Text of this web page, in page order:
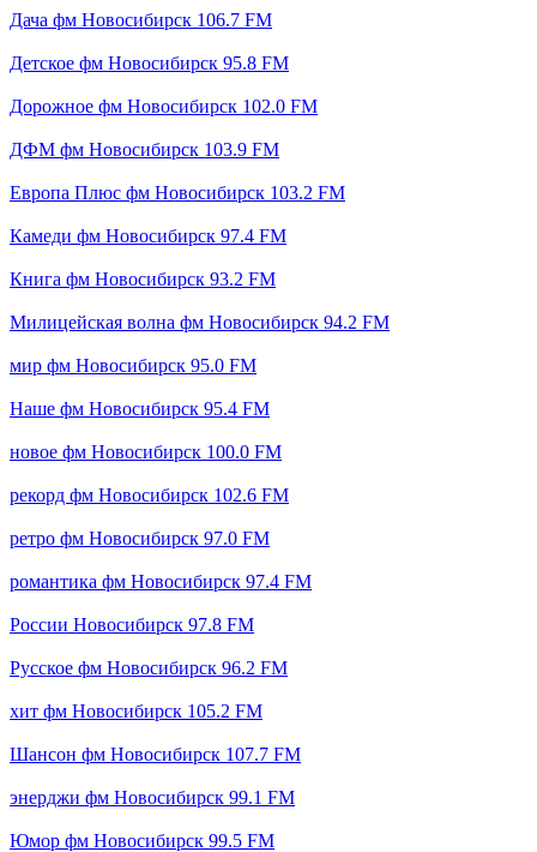
Дача фм Новосибирск 106.7 FM
Детское фм Новосибирск 95.8 FM
Дорожное фм Новосибирск 102.0 FM
ДФМ фм Новосибирск 103.9 FM
Европа Плюс фм Новосибирск 103.2 FM
Камеди фм Новосибирск 97.4 FM
Книга фм Новосибирск 93.2 FM
Милицейская волна фм Новосибирск 94.2 FM
мир фм Новосибирск 95.0 FM
Наше фм Новосибирск 95.4 FM
новое фм Новосибирск 100.0 FM
рекорд фм Новосибирск 102.6 FM
ретро фм Новосибирск 97.0 FM
романтика фм Новосибирск 97.4 FM
России Новосибирск 97.8 FM
Русское фм Новосибирск 96.2 FM
хит фм Новосибирск 105.2 FM
Шансон фм Новосибирск 107.7 FM
энерджи фм Новосибирск 99.1 FM
Юмор фм Новосибирск 99.5 FM